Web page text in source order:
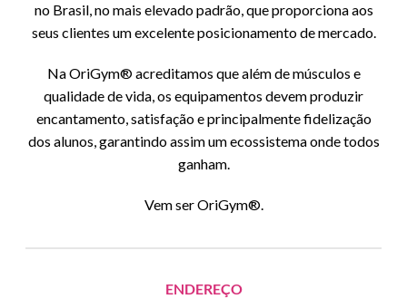
no Brasil, no mais elevado padrão, que proporciona aos
seus clientes um excelente posicionamento de mercado.
Na OriGym® acreditamos que além de músculos e
qualidade de vida, os equipamentos devem produzir
encantamento, satisfação e principalmente fidelização
dos alunos, garantindo assim um ecossistema onde todos
ganham.
Vem ser OriGym®.
ENDEREÇO